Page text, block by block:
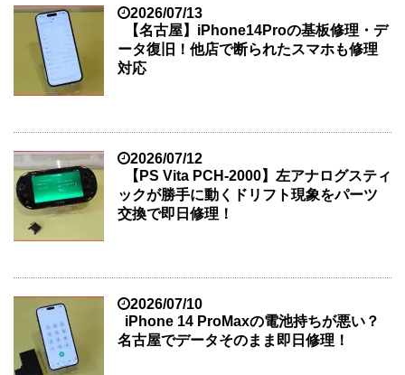
2026/07/13
【名古屋】iPhone14Proの基板修理・デ
ータ復旧！他店で断られたスマホも修理
対応
2026/07/12
【PS Vita PCH-2000】左アナログスティ
ックが勝手に動くドリフト現象をパーツ
交換で即日修理！
2026/07/10
iPhone 14 ProMaxの電池持ちが悪い？
名古屋でデータそのまま即日修理！